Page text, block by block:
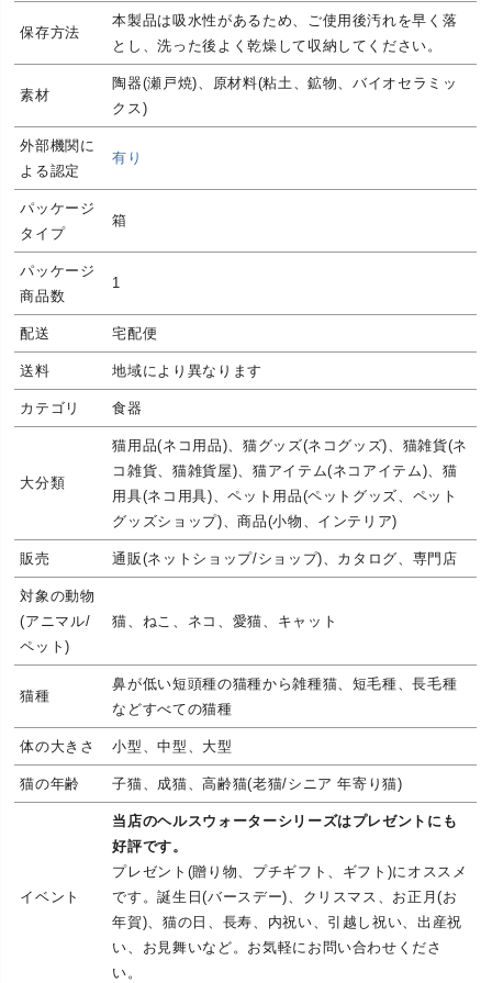
保存方法
本製品は吸水性があるため、ご使用後汚れを早く落
とし、洗った後よく乾燥して収納してください。
素材
陶器(瀬戸焼)、原材料(粘土、鉱物、バイオセラミッ
クス)
外部機関に
よる認定
有り
パッケージ
タイプ
箱
パッケージ
商品数
1
配送 宅配便
送料 地域により異なります
カテゴリ 食器
大分類
猫用品(ネコ用品)、猫グッズ(ネコグッズ)、猫雑貨(ネ
コ雑貨、猫雑貨屋)、猫アイテム(ネコアイテム)、猫
用具(ネコ用具)、ペット用品(ペットグッズ、ペット
グッズショップ)、商品(小物、インテリア)
販売 通販(ネットショップ/ショップ)、カタログ、専門店
対象の動物
(アニマル/
ペット)
猫、ねこ、ネコ、愛猫、キャット
猫種
鼻が低い短頭種の猫種から雑種猫、短毛種、長毛種
などすべての猫種
体の大きさ 小型、中型、大型
猫の年齢 子猫、成猫、高齢猫(老猫/シニア 年寄り猫)
イベント
当店のヘルスウォーターシリーズはプレゼントにも
好評です。
プレゼント(贈り物、プチギフト、ギフト)にオススメ
です。誕生日(バースデー)、クリスマス、お正月(お
年賀)、猫の日、長寿、内祝い、引越し祝い、出産祝
い、お見舞いなど。お気軽にお問い合わせくださ
い。